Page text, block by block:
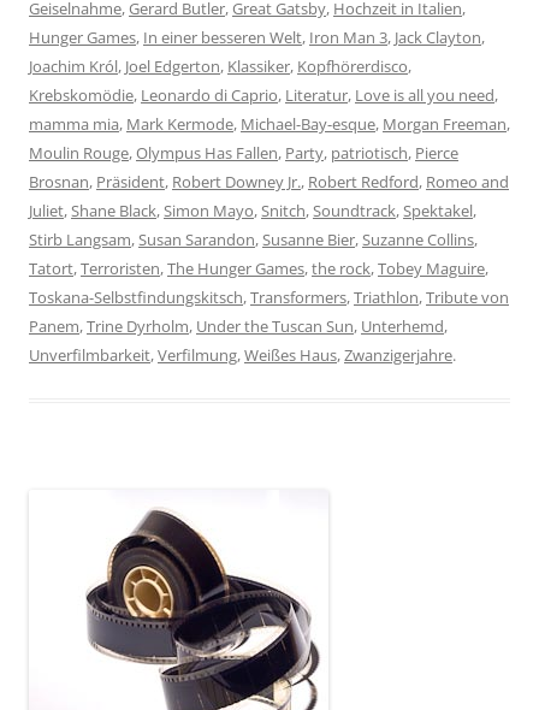
Geiselnahme,Gerard Butler,Great Gatsby, Hochzeit in Italien,
Hunger Games, In einer besseren Welt, Iron Man 3, Jack Clayton,
Joachim Król, Joel Edgerton, Klassiker, Kopfhörerdisco,
Krebskomödie, Leonardo di Caprio, Literatur, Love is all you need,
mamma mia, Mark Kermode, Michael-Bay-esque, Morgan Freeman,
Moulin Rouge,Olympus Has Fallen, Party, patriotisch, Pierce
Brosnan, Präsident, Robert Downey Jr., Robert Redford, Romeo and
Juliet,Shane Black,Simon Mayo,Snitch,Soundtrack,Spektakel,
Stirb Langsam,Susan Sarandon,Susanne Bier,Suzanne Collins,
Tatort,Terroristen,The Hunger Games,the rock,Tobey Maguire,
Toskana-Selbstfindungskitsch,Transformers,Triathlon,Tribute von
Panem,Trine Dyrholm, Under the Tuscan Sun, Unterhemd,
Unverfilmbarkeit,Verfilmung,Weißes Haus,Zwanzigerjahre.